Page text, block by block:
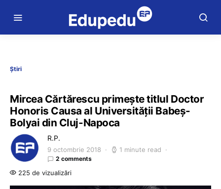
Știri
Mircea Cărtărescu primește titlul Doctor
Honoris Causa al Universității Babeş-
Bolyai din Cluj-Napoca
R.P.
9 octombrie 2018 1 minute read
2 comments
225 de vizualizări